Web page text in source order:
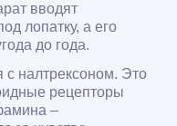
вводят
лопатку, а его
до года.
с налтрексоном. Это
рецепторы
–